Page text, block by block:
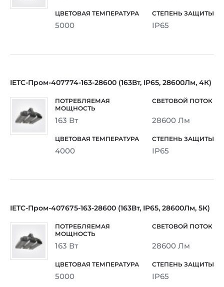
5000 IP65
IETC-Пром-407774-163-28600 (163Вт, IP65, 28600Лм, 4К)
163 Вт 28600 Лм
4000 IP65
IETC-Пром-407675-163-28600 (163Вт, IP65, 28600Лм, 5К)
163 Вт 28600 Лм
5000 IP65